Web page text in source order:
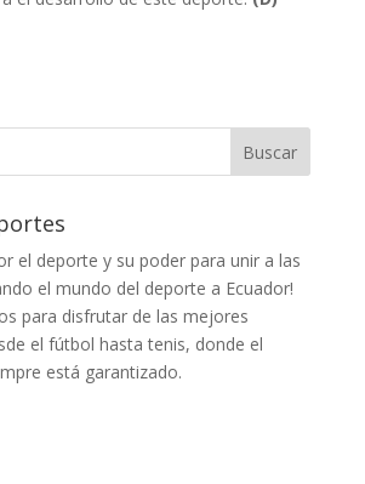
el deporte y su poder para unir a las
el mundo del deporte a Ecuador!
para disfrutar de las mejores
el fútbol hasta tenis, donde el
está garantizado.